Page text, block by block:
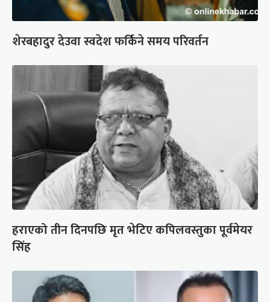
शेरबहादुर देउवा स्वदेश फर्किने समय परिवर्तन
हराएको तीन दिनपछि मृत भेटिए कपिलवस्तुका पूर्वमेयर
सिंह